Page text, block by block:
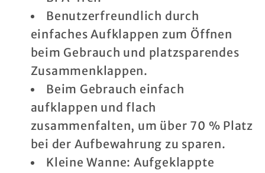
Spülbecken
–
faltbares
Waschbecken
–
tragbare
Geschirrspülwanne
–
platzsparendes
Küchenablage
Spülbecken
–
faltbares
Waschbecken
–
tragbare
Geschirrspülwanne
–
platzsparendes
Küchenablage
Benutzerfreundlich durch
einfaches Aufklappen zum Öffnen
beim Gebrauch und platzsparendes
Zusammenklappen.
Beim Gebrauch einfach
aufklappen und flach
zusammenfalten, um über 70 % Platz
bei der Aufbewahrung zu sparen.
Kleine Wanne: Aufgeklappte